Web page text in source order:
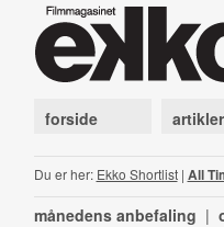
forside artikler
Du er her: Ekko Shortlist| All
månedens anbefaling |